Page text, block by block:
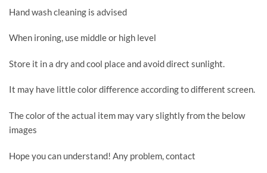
Hand wash cleaning is advised
When ironing, use middle or high level
Store it in a dry and cool place and avoid direct sunlight.
It may have little color difference according to different screen.
The color of the actual item may vary slightly from the below
images
Hope you can understand! Any problem, contact